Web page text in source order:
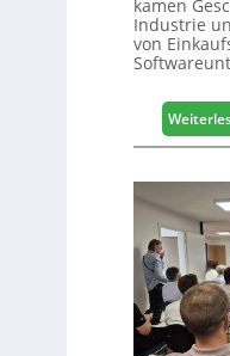
kamen
Industrie
von